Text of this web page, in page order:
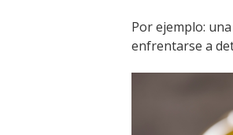
Por ejemplo:
enfrentarse a